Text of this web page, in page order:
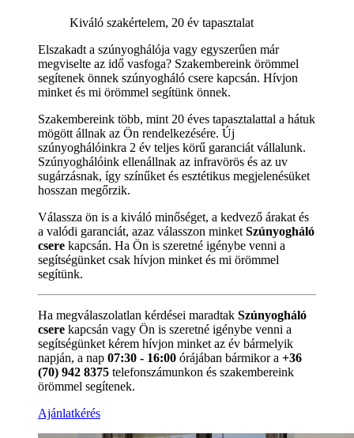
Kiváló szakértelem, 20 év tapasztalat
Elszakadt a szúnyoghálója vagy egyszerűen már
megviselte az idő vasfoga? Szakembereink örömmel
segítenek önnek szúnyogháló csere kapcsán. Hívjon
minket és mi örömmel segítünk önnek.
Szakembereink több, mint 20 éves tapasztalattal a hátuk
mögött állnak az Ön rendelkezésére. Új
szúnyoghálóinkra 2 év teljes körű garanciát vállalunk.
Szúnyoghálóink ellenállnak az infravörös és az uv
sugárzásnak, így színűket és esztétikus megjelenésüket
hosszan megőrzik.
Válassza ön is a kiváló minőséget, a kedvező árakat és
a valódi garanciát, azaz válasszon minket Szúnyogháló
csere kapcsán. Ha Ön is szeretné igénybe venni a
segítségünket csak hívjon minket és mi örömmel
segítünk.
Ha megválaszolatlan kérdései maradtak Szúnyogháló
csere kapcsán vagy Ön is szeretné igénybe venni a
segítségünket kérem hívjon minket az év bármelyik
napján, a nap 07:30 - 16:00 órájában bármikor a +36
(70) 942 8375 telefonszámunkon és szakembereink
örömmel segítenek.
Ajánlatkérés